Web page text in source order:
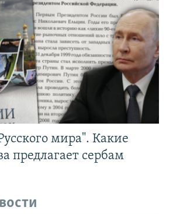
мира". Какие
предлагает сербам